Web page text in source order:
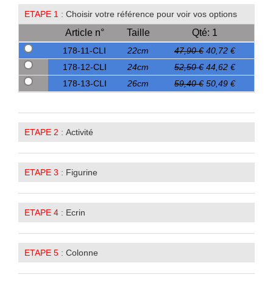
ETAPE 1 : Choisir votre référence pour voir vos options
Article n° Taille Qté: 1
178-11-CLI 22cm 47,90 € 40,72 €
178-12-CLI
24cm 52,50 € 44,62 €
178-13-CLI
26cm 59,40 € 50,49 €
ETAPE 2 : Activité
ETAPE 3 : Figurine
ETAPE 4 : Ecrin
ETAPE 5 : Colonne